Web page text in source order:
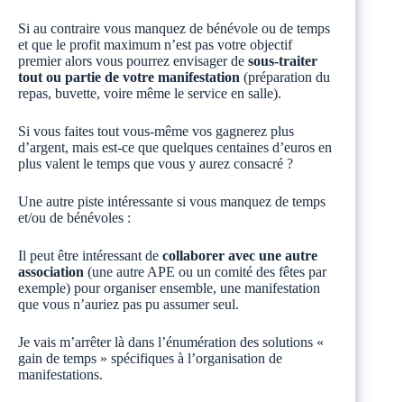
Si au contraire vous manquez de bénévole ou de temps
et que le profit maximum n’est pas votre objectif
premier alors vous pourrez envisager de sous-traiter
tout ou partie de votre manifestation (préparation du
repas, buvette, voire même le service en salle).
Si vous faites tout vous-même vos gagnerez plus
d’argent, mais est-ce que quelques centaines d’euros en
plus valent le temps que vous y aurez consacré ?
Une autre piste intéressante si vous manquez de temps
et/ou de bénévoles :
Il peut être intéressant de collaborer avec une autre
association (une autre APE ou un comité des fêtes par
exemple) pour organiser ensemble, une manifestation
que vous n’auriez pas pu assumer seul.
Je vais m’arrêter là dans l’énumération des solutions «
gain de temps » spécifiques à l’organisation de
manifestations.